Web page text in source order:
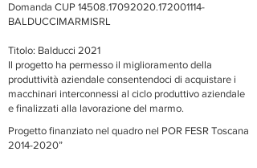
Domanda CUP 14508.17092020.172001114-
BALDUCCIMARMISRL
Titolo: Balducci 2021
Il progetto ha permesso il miglioramento della
produttività aziendale consentendoci di acquistare i
macchinari interconnessi al ciclo produttivo aziendale
e finalizzati alla lavorazione del marmo.
Progetto finanziato nel quadro nel POR FESR Toscana
2014-2020”